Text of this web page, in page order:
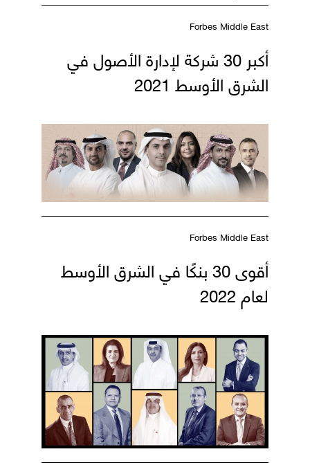
Forbes Middle East
أكبر 30 شركة لإدارة الأصول في
الشرق الأوسط 2021
Forbes Middle East
أقوى 30 بنكًا في الشرق الأوسط
لعام 2022